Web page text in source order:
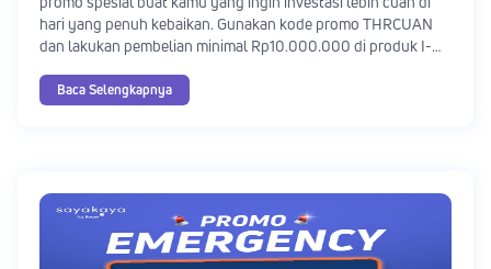
hari yang penuh kebaikan. Gunakan kode promo THRCUAN
dan lakukan pembelian minimal Rp10.000.000 di produk I-
kamu berkesempatan mendapatkan bonus Reksa Dana
Insight Renewable Energy Fund senilai Rp100.000.
Baca Selengkapnya